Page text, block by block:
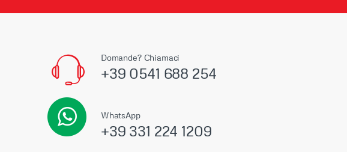
Domande? Chiamaci
+39 0541 688 254
WhatsApp
+39 331 224 1209